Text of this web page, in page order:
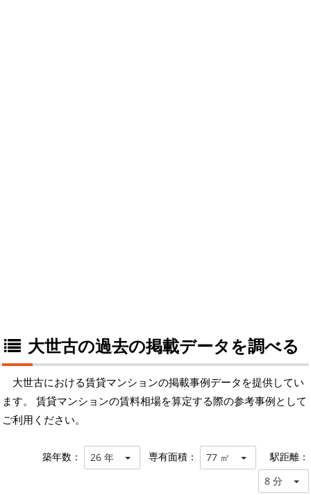
大世古の過去の掲載データを調べる
大世古における賃貸マンションの掲載事例データを提供してい
ます。 賃貸マンションの賃料相場を算定する際の参考事例として
ご利用ください。
築年数： 26 年 専有面積： 77 ㎡ 駅距離：
8 分